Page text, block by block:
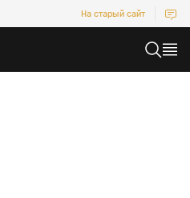
На старый сайт